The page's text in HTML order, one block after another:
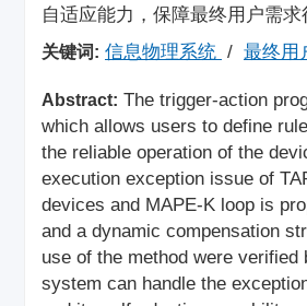
自适应能力，保障最终用户需求
关键词: 信息物理系统 / 最终用
Abstract: The trigger-action
which allows users to define
the reliable operation of the
execution exception issue of
devices and MAPE-K loop is
and a dynamic compensation
use of the method were
system can handle the